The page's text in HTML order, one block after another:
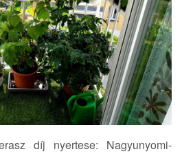
díj nyertese: Nagyunyomi-